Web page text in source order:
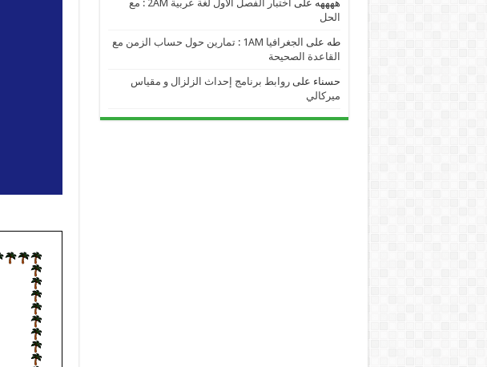
ههههه على
اختبار الفصل الأول لغة عربية 2AM : مع
الحل
طه على
الجغرافيا 1AM : تمارين حول حساب الزمن مع
القاعدة الصحيحة
حسناء علىروابط برنامج إحداث الزلزال و مقياس
ميركالي